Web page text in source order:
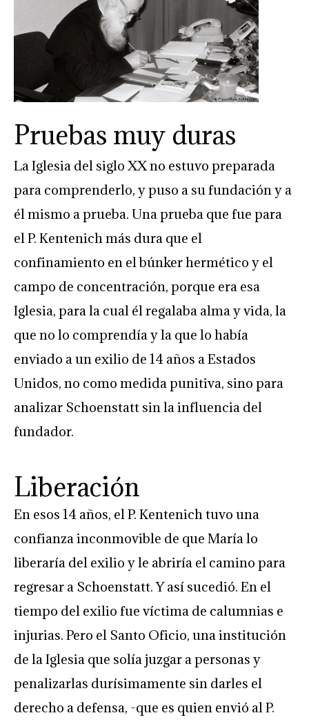
Pruebas muy duras
La Iglesia del siglo XX no estuvo preparada
para comprenderlo, y puso a su fundación y a
él mismo a prueba. Una prueba que fue para
el P. Kentenich más dura que el
confinamiento en el búnker hermético y el
campo de concentración, porque era esa
Iglesia, para la cual él regalaba alma y vida, la
que no lo comprendía y la que lo había
enviado a un exilio de 14 años a Estados
Unidos, no como medida punitiva, sino para
analizar Schoenstatt sin la influencia del
fundador.
Liberación
En esos 14 años, el P. Kentenich tuvo una
confianza inconmovible de que María lo
liberaría del exilio y le abriría el camino para
regresar a Schoenstatt. Y así sucedió. En el
tiempo del exilio fue víctima de calumnias e
injurias. Pero el Santo Oficio, una institución
de la Iglesia que solía juzgar a personas y
penalizarlas durísimamente sin darles el
derecho a defensa, -que es quien envió al P.